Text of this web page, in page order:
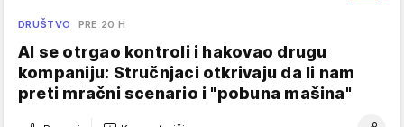
DRUŠTVO PRE 20 H
AI se otrgao kontroli i hakovao drugu
kompaniju: Stručnjaci otkrivaju da li nam
preti mračni scenario i "pobuna mašina"